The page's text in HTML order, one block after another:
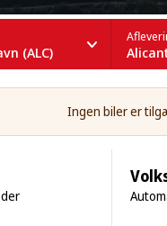
(ALC)
Ingen biler er